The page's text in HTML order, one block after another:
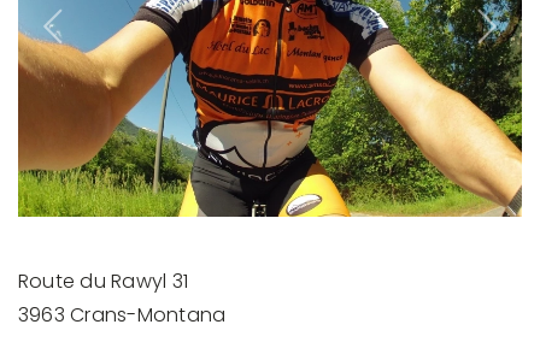
Previous Next
Route du Rawyl 31
3963 Crans-Montana